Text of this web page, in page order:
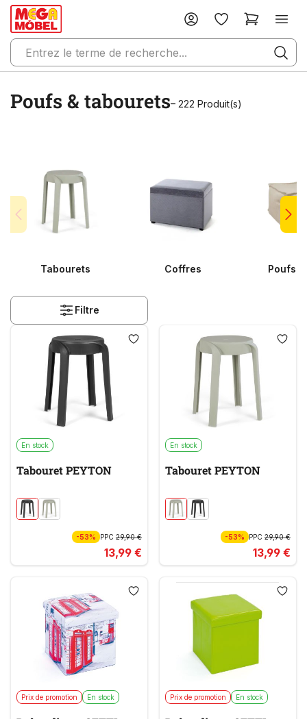
Poufs & tabourets– 222 Produit(s)
Tabourets Coffres Poufs
Filtre
En stock
Tabouret PEYTON
-53% PPC 29,90 €
13,99 €
En stock
Tabouret PEYTON
-53% PPC29,90 €
13,99 €
Prix de promotion En stock Prix de promotion En stock